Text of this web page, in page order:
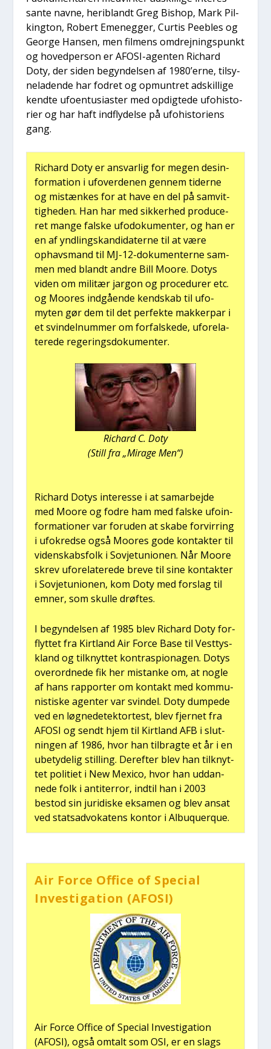
san­te nav­ne, her­i­blandt Greg Bis­hop, Mark Pil­
king­ton, Robert Eme­neg­ger, Cur­tis Pee­b­les og
Geor­ge Han­sen, men fil­mens omdrej­nings­punkt
og hoved­per­son er AFO­SI-agen­ten Richard
Doty, der siden begyn­del­sen af 1980’erne, til­sy­
ne­la­den­de har fodret og opmun­tret adskil­li­ge
kend­te ufo­en­tu­si­a­ster med opdig­te­de ufo­hi­sto­
ri­er og har haft ind­fly­del­se på ufo­hi­sto­ri­ens
gang.
Richard Doty er ansvar­lig for megen des­in­
for­ma­tion i ufover­de­nen gen­nem tider­ne
og mistæn­kes for at have en del på samvit­
tig­he­den. Han har med sik­ker­hed pro­du­ce­
ret man­ge fal­ske ufo­do­ku­men­ter, og han er
en af ynd­lings­kan­di­da­ter­ne til at være
ophavs­mand til MJ-12-doku­men­ter­ne sam­
men med blandt andre Bill Moo­re. Dotys
viden om mili­tær jar­gon og pro­ce­du­rer etc.
og Moo­res ind­gå­en­de kend­skab til ufo­
myten gør dem til det per­fek­te mak­ker­par i
et svin­delnum­mer om for­fal­ske­de, ufo­re­la­
te­re­de rege­rings­do­ku­men­ter.
Richard C. Doty
(Still fra „Mira­ge Men“)
Richard Dotys inter­es­se i at sam­ar­bej­de
med Moo­re og fodre ham med fal­ske ufo­in­
for­ma­tio­ner var for­u­den at ska­be for­vir­ring
i ufokred­se også Moo­res gode kon­tak­ter til
viden­skabs­folk i Sov­je­tu­ni­o­nen. Når Moo­re
skrev ufo­re­la­te­re­de bre­ve til sine kon­tak­ter
i Sov­je­tu­ni­o­nen, kom Doty med for­slag til
emner, som skul­le drøf­tes.
I begyn­del­sen af 1985 blev Richard Doty for­
flyt­tet fra Kir­t­land Air For­ce Base til Vest­tys­
kland og til­knyt­tet kon­tr­a­spio­na­gen. Dotys
over­ord­ne­de fik her mistan­ke om, at nog­le
af hans rap­por­ter om kon­takt med kom­mu­
ni­sti­ske agen­ter var svin­del. Doty dum­pe­de
ved en løg­ne­de­tek­tor­test, blev fjer­net fra
AFOSI og sendt hjem til Kir­t­land AFB i slut­
nin­gen af 1986, hvor han til­brag­te et år i en
ube­ty­de­lig stil­ling. Der­ef­ter blev han til­knyt­
tet poli­ti­et i New Mexi­co, hvor han uddan­
ne­de folk i anti­ter­ror, ind­til han i 2003
bestod sin juri­di­ske eksa­men og blev ansat
ved statsad­vo­ka­tens kon­tor i Albu­querque.
Air For­ce Offi­ce of Spe­ci­al
Inve­sti­ga­tion (AFOSI)
Air For­ce Offi­ce of Spe­ci­al Inve­sti­ga­tion
(AFOSI), også omtalt som OSI, er en slags